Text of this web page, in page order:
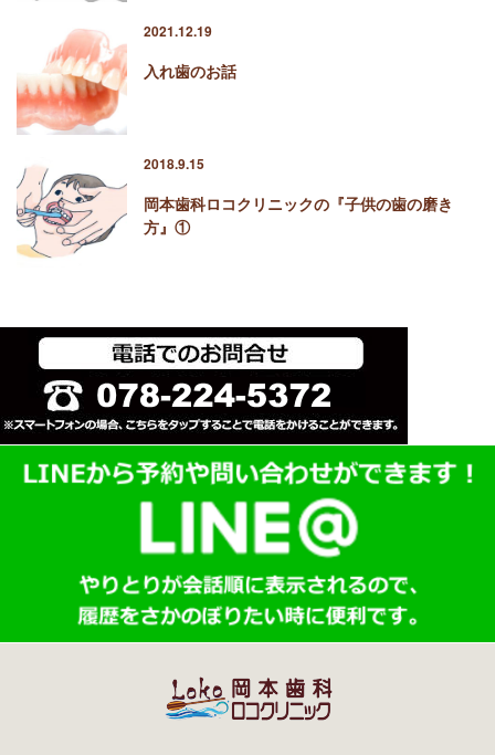
2021.12.19
入れ歯のお話
2018.9.15
岡本歯科ロコクリニックの『子供の歯の磨き
方』①